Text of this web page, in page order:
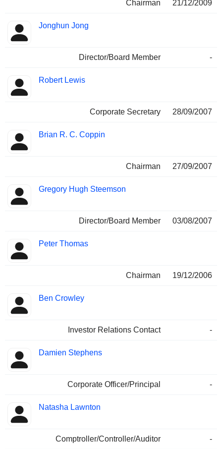
Chairman 21/12/2009
Jonghun Jong
Director/Board Member -
Robert Lewis
Corporate Secretary 28/09/2007
Brian R. C. Coppin
Chairman 27/09/2007
Gregory Hugh Steemson
Director/Board Member 03/08/2007
Peter Thomas
Chairman 19/12/2006
Ben Crowley
Investor Relations Contact -
Damien Stephens
Corporate Officer/Principal -
Natasha Lawnton
Comptroller/Controller/Auditor -